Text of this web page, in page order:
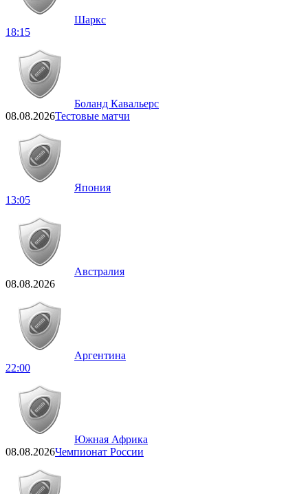
Шаркс
18:15
Боланд Кавальерс
08.08.2026Тестовые матчи
Япония
13:05
Австралия
08.08.2026
Аргентина
22:00
Южная Африка
08.08.2026Чемпионат России